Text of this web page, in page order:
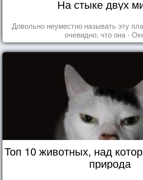
На стыке двух
Довольно неуместно называть эту
очевидно, что она -
Топ 10 животных, над
природа